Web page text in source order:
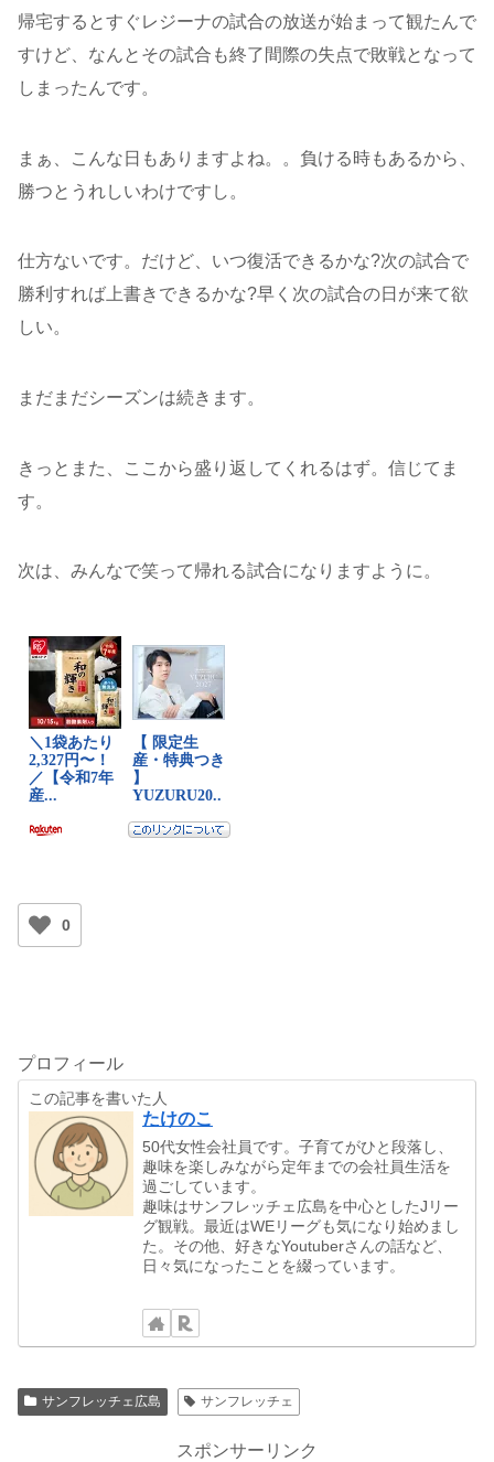
帰宅するとすぐレジーナの試合の放送が始まって観たんで
すけど、なんとその試合も終了間際の失点で敗戦となって
しまったんです。
まぁ、こんな日もありますよね。。負ける時もあるから、
勝つとうれしいわけですし。
仕方ないです。だけど、いつ復活できるかな?次の試合で
勝利すれば上書きできるかな?早く次の試合の日が来て欲
しい。
まだまだシーズンは続きます。
きっとまた、ここから盛り返してくれるはず。信じてま
す。
次は、みんなで笑って帰れる試合になりますように。
0
プロフィール
この記事を書いた人
たけのこ
50代女性会社員です。子育てがひと段落し、
趣味を楽しみながら定年までの会社員生活を
過ごしています。
趣味はサンフレッチェ広島を中心としたJリー
グ観戦。最近はWEリーグも気になり始めまし
た。その他、好きなYoutuberさんの話など、
日々気になったことを綴っています。
サンフレッチェ広島 サンフレッチェ
スポンサーリンク